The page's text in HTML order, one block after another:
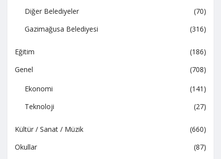
Diğer Belediyeler
(70)
Gazimağusa Belediyesi
(316)
Eğitim
(186)
Genel
(708)
Ekonomi
(141)
Teknoloji
(27)
Kültür / Sanat / Müzik
(660)
Okullar
(87)